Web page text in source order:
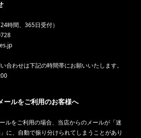
時間、365日受付）
合わせは下記の時間帯にお願いいたします。
ールをご利用のお客様へ
ルをご利用の場合、当店からのメールが「迷
に、自動で振り分けられてしまうことがあり